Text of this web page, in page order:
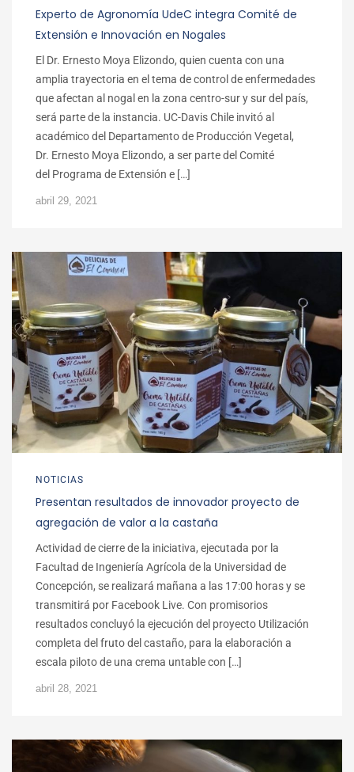
Experto de Agronomía UdeC integra Comité de
Extensión e Innovación en Nogales
El Dr. Ernesto Moya Elizondo, quien cuenta con una
amplia trayectoria en el tema de control de enfermedades
que afectan al nogal en la zona centro-sur y sur del país,
será parte de la instancia. UC-Davis Chile invitó al
académico del Departamento de Producción Vegetal,
Dr. Ernesto Moya Elizondo, a ser parte del Comité
del Programa de Extensión e […]
abril 29, 2021
NOTICIAS
Presentan resultados de innovador proyecto de
agregación de valor a la castaña
Actividad de cierre de la iniciativa, ejecutada por la
Facultad de Ingeniería Agrícola de la Universidad de
Concepción, se realizará mañana a las 17:00 horas y se
transmitirá por Facebook Live. Con promisorios
resultados concluyó la ejecución del proyecto Utilización
completa del fruto del castaño, para la elaboración a
escala piloto de una crema untable con […]
abril 28, 2021